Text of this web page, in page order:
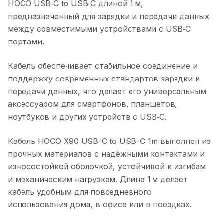
HOCO USB‑C to USB‑C длиной 1 м,
предназначенный для зарядки и передачи данных
между совместимыми устройствами с USB‑C
портами.
Кабель обеспечивает стабильное соединение и
поддержку современных стандартов зарядки и
передачи данных, что делает его универсальным
аксессуаром для смартфонов, планшетов,
ноутбуков и других устройств с USB‑C.
Кабель HOCO X90 USB-C to USB-C 1m выполнен из
прочных материалов с надёжными контактами и
износостойкой оболочкой, устойчивой к изгибам
и механическим нагрузкам. Длина 1 м делает
кабель удобным для повседневного
использования дома, в офисе или в поездках.